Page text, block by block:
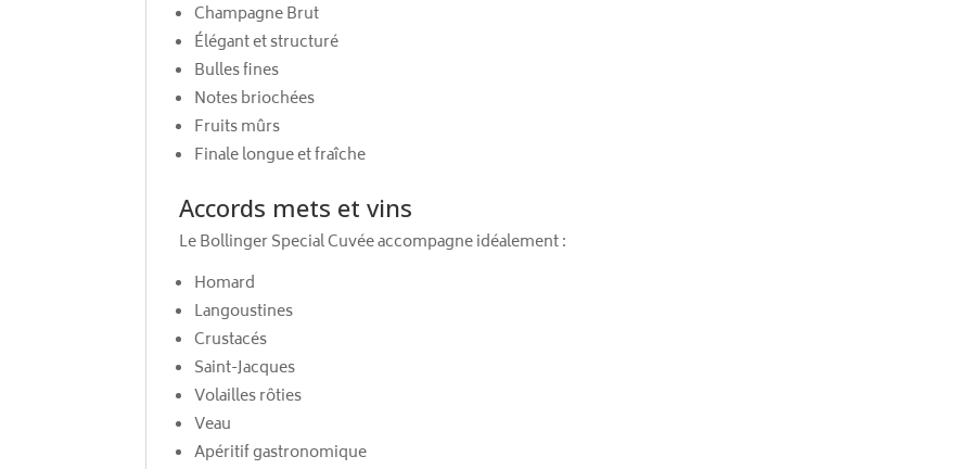
Champagne Brut
Élégant et structuré
Bulles fines
Notes briochées
Fruits mûrs
Finale longue et fraîche
Accords mets et vins
Le Bollinger Special Cuvée accompagne idéalement :
Homard
Langoustines
Crustacés
Saint-Jacques
Volailles rôties
Veau
Apéritif gastronomique